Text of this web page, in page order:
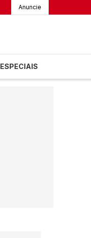
Anuncie
ESPECIAIS